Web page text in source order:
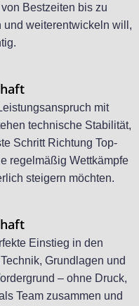
Bestzeiten bis zu
und weiterentwickeln will,
mit
technische Stabilität,
Schritt Richtung Top-
regelmäßig Wettkämpfe
steigern möchten.
Einstieg in den
Grundlagen und
– ohne Druck,
Team zusammen und